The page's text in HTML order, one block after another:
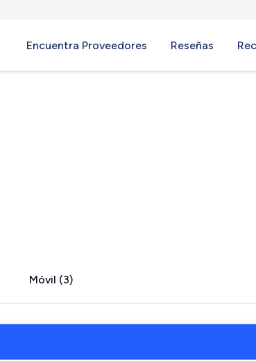
Encuentra Proveedores Reseñas
Móvil (3)